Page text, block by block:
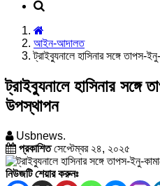
আইন-আদালত
ট্রাইব্যুনালে হাসিনার সঙ্গে তাপস-
ট্রাইব্যুনালে হাসিনার সঙ্গে
উপস্থাপন
Usbnews.
প্রকাশিতসেপ্টেম্বর ২৪, ২০২৫
নিউজটি শেয়ার করুনঃ